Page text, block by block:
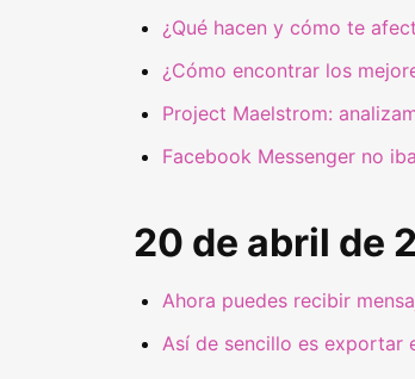
¿Qué hacen y cómo te
¿Cómo encontrar los
Project Maelstrom:
Facebook Messenger no
20 de abril de
Ahora puedes recibir
Así de sencillo es exportar